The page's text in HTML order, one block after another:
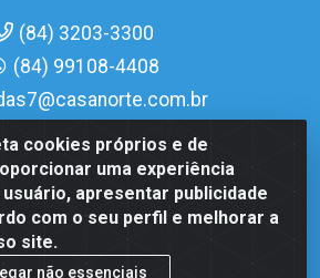
cookies próprios e de
uma experiência
apresentar publicidade
com o seu perfil e melhorar a
site.
não essenciais
(84) 3203-3300
(84) 99108-4408
- Av. Interventor Mário Câmara, 1815 -
Natal/RN - CEP 59054-600 - CNPJ
08.713.513/0001-51